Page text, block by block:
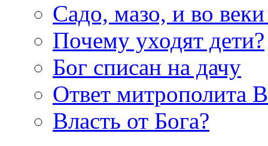
Садо, мазо, и во веки
Почему уходят дети?
Бог списан на дачу
Ответ митрополита
Власть от Бога?